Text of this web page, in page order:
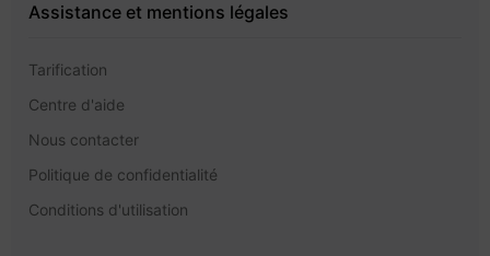
Assistance et mentions légales
Tarification
Centre d'aide
Nous contacter
Politique de confidentialité
Conditions d'utilisation